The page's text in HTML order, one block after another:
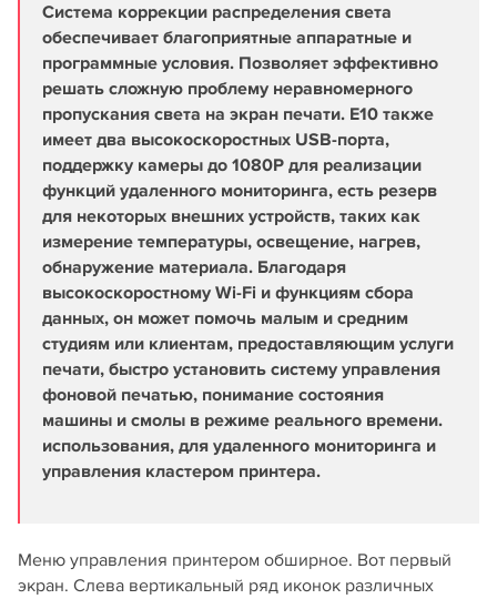
Система коррекции распределения света
обеспечивает благоприятные аппаратные и
программные условия. Позволяет эффективно
решать сложную проблему неравномерного
пропускания света на экран печати. E10 также
имеет два высокоскоростных USB-порта,
поддержку камеры до 1080P для реализации
функций удаленного мониторинга, есть резерв
для некоторых внешних устройств, таких как
измерение температуры, освещение, нагрев,
обнаружение материала. Благодаря
высокоскоростному Wi-Fi и функциям сбора
данных, он может помочь малым и средним
студиям или клиентам, предоставляющим услуги
печати, быстро установить систему управления
фоновой печатью, понимание состояния
машины и смолы в режиме реального времени.
использования, для удаленного мониторинга и
управления кластером принтера.
Меню управления принтером обширное. Вот первый
экран. Слева вертикальный ряд иконок различных